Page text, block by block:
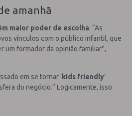
amanhã
maior poder de escolha. “As
vínculos com o público infantil, que
um formador da opinião familiar”,
em se tornar ‘kids friendly’
do negócio.” Logicamente, isso